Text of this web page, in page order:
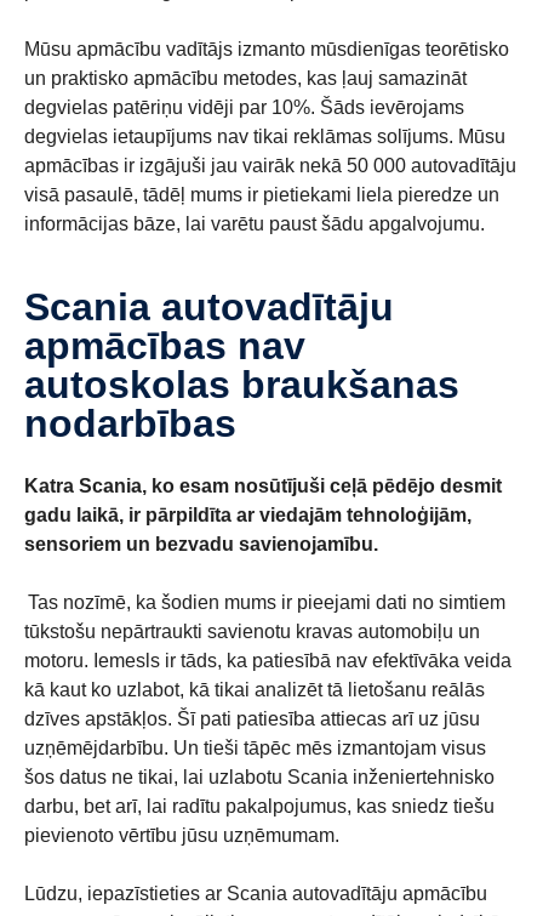
Mūsu apmācību vadītājs izmanto mūsdienīgas teorētisko
un praktisko apmācību metodes, kas ļauj samazināt
degvielas patēriņu vidēji par 10%. Šāds ievērojams
degvielas ietaupījums nav tikai reklāmas solījums. Mūsu
apmācības ir izgājuši jau vairāk nekā 50 000 autovadītāju
visā pasaulē, tādēļ mums ir pietiekami liela pieredze un
informācijas bāze, lai varētu paust šādu apgalvojumu.
Scania autovadītāju
apmācības nav
autoskolas braukšanas
nodarbības
Katra Scania, ko esam nosūtījuši ceļā pēdējo desmit
gadu laikā, ir pārpildīta ar viedajām tehnoloģijām,
sensoriem un bezvadu savienojamību.
Tas nozīmē, ka šodien mums ir pieejami dati no simtiem
tūkstošu nepārtraukti savienotu kravas automobiļu un
motoru. Iemesls ir tāds, ka patiesībā nav efektīvāka veida
kā kaut ko uzlabot, kā tikai analizēt tā lietošanu reālās
dzīves apstākļos. Šī pati patiesība attiecas arī uz jūsu
uzņēmējdarbību. Un tieši tāpēc mēs izmantojam visus
šos datus ne tikai, lai uzlabotu Scania inženiertehnisko
darbu, bet arī, lai radītu pakalpojumus, kas sniedz tiešu
pievienoto vērtību jūsu uzņēmumam.
Lūdzu, iepazīstieties ar Scania autovadītāju apmācību